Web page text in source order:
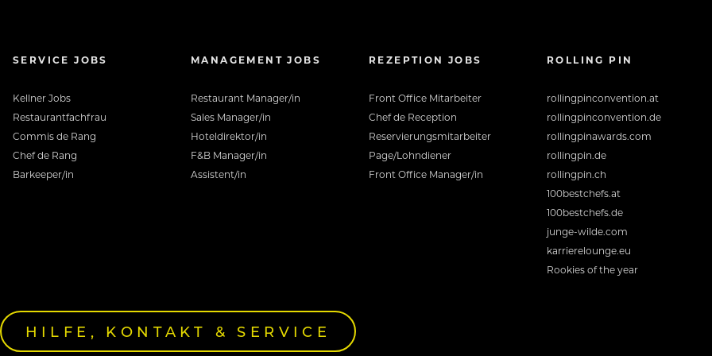
Bedürfnisse unserer Gäste und setzen
einzelnen Tag.
SERVICE JOBS
Kellner Jobs
Restaurantfachfrau
Commis de Rang
Chef de Rang
Barkeeper/in
MANAGEMENT JOBS
Restaurant Manager/in
Sales Manager/in
Hoteldirektor/in
F&B Manager/in
Assistent/in
REZEPTION JOBS
Front Office Mitarbeiter
Chef de Reception
Reservierungsmitarbeiter
Page/Lohndiener
Front Office Manager/in
ROLLING PIN
rollingpinconvention.at
rollingpinconvention.de
rollingpinawards.com
rollingpin.de
rollingpin.ch
100bestchefs.at
100bestchefs.de
junge-wilde.com
karrierelounge.eu
Rookies of the year
HILFE, KONTAKT & SERVICE